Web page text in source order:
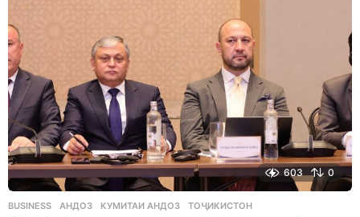
603 0
BUSINESS АНДОЗ ,КУМИТАИ АНДОЗ ,ТОҶИКИСТОН